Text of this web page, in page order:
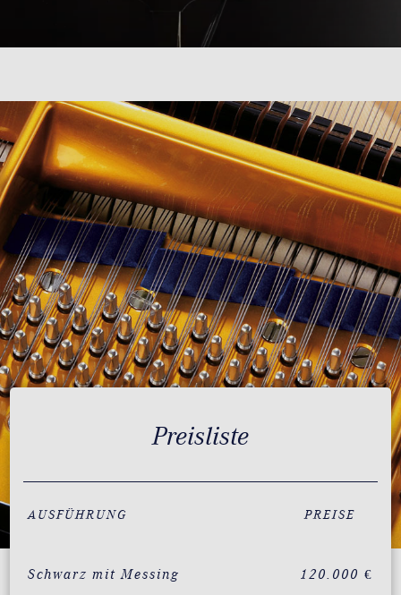
Preisliste
AUSFÜHRUNG PREISE
Schwarz mit Messing 120.000 €